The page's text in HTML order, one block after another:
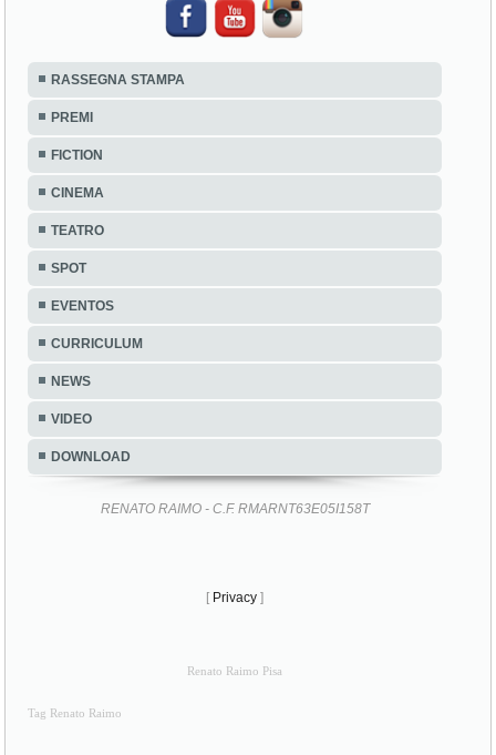
RASSEGNA STAMPA
PREMI
FICTION
CINEMA
TEATRO
SPOT
EVENTOS
CURRICULUM
NEWS
VIDEO
DOWNLOAD
RENATO RAIMO - C.F. RMARNT63E05I158T
[ Privacy ]
Renato Raimo Pisa
Tag Renato Raimo